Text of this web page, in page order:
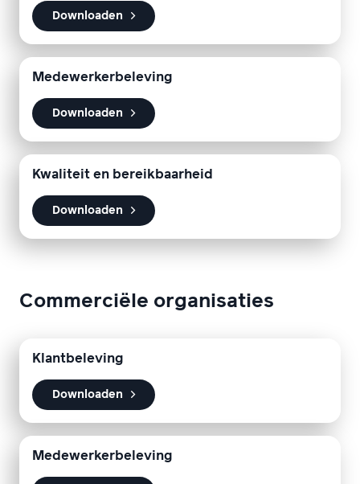
Downloaden
Medewerkerbeleving
Downloaden
Kwaliteit en bereikbaarheid
Downloaden
Commerciële organisaties
Klantbeleving
Downloaden
Medewerkerbeleving